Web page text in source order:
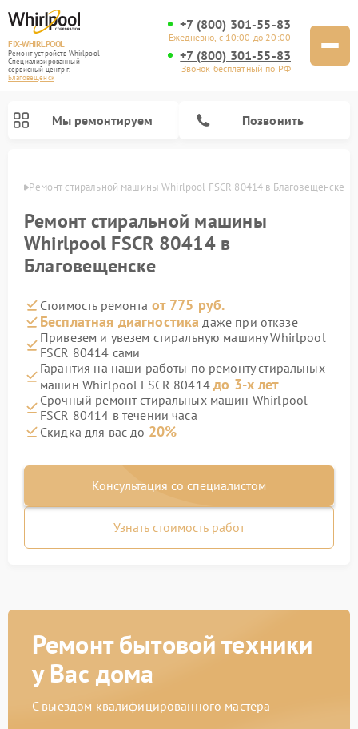
FIX-WHIRLPOOL
Ремонт устройств Whirlpool
Специализированный
cервисный центр г.
Благовещенск
+7 (800) 301-55-83
Ежедневно, с 10:00 до 20:00
+7 (800) 301-55-83
Звонок бесплатный по РФ
Мы ремонтируем Позвонить
Ремонт стиральной машины Whirlpool FSCR 80414 в Благовещенске
Ремонт стиральной машины
Whirlpool FSCR 80414 в
Благовещенске
Стоимость ремонта от 775 руб.
Бесплатная диагностика даже при отказе
Привезем и увезем стиральную машину Whirlpool
FSCR 80414 сами
Гарантия на наши работы по ремонту стиральных
машин Whirlpool FSCR 80414до 3-х лет
Срочный ремонт стиральных машин Whirlpool
FSCR 80414 в течении часа
Скидка для вас до 20%
Консультация со специалистом
Узнать стоимость работ
Ремонт бытовой техники
у Вас дома
С выездом квалифицированного мастера